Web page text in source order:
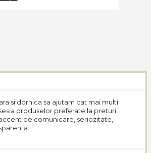
si dornica sa ajutam cat mai multi
produselor preferate la preturi
pe comunicare, seriozitate,